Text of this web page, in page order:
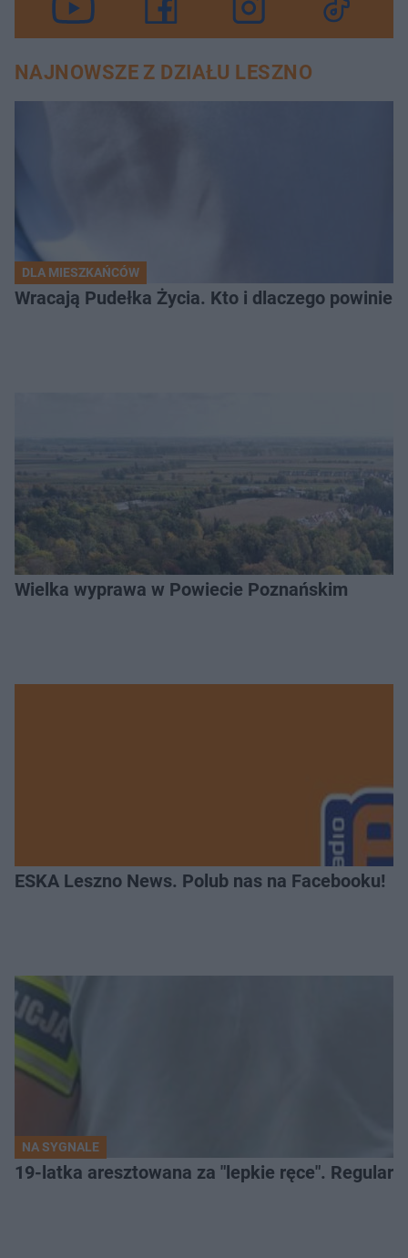
NAJNOWSZE Z DZIAŁU LESZNO
DLA MIESZKAŃCÓW
Wracają Pudełka Życia. Kto i dlaczego powinien
Wielka wyprawa w Powiecie Poznańskim
ESKA Leszno News. Polub nas na Facebooku!
NA SYGNALE
19-latka aresztowana za "lepkie ręce".